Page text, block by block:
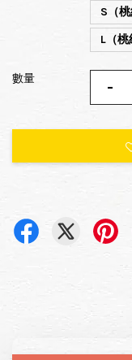
S（桃
L（桃
數量 -